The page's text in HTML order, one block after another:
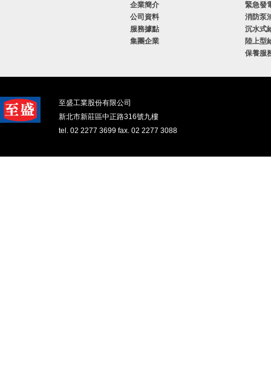
企業簡介
公司資料
服務據點
集團企業
緊急發
消防泵
沉水式
陸上型
保養服
至盛工業股份有限公司
新北市新莊區中正路316號九樓
tel. 02 2277 3699 fax. 02 2277 3088